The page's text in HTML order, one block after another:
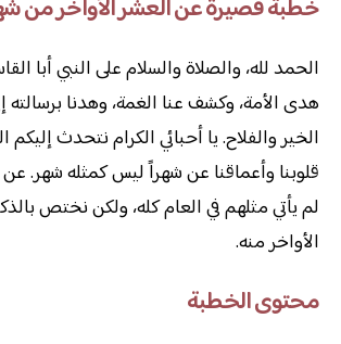
خطبة قصيرة عن العشر الأواخر من
الحمد لله، والصلاة والسلام على النبي أبا
هدى الأمة، وكشف عنا الغمة، وهدنا برسالته
الخير والفلاح. يا أحبائي الكرام نتحدث إليكم
قلوبنا وأعماقنا عن شهراً ليس كمثله شهر. عن
لم يأتي مثلهم في العام كله، ولكن نختص
الأواخر منه.
محتوى الخطبة